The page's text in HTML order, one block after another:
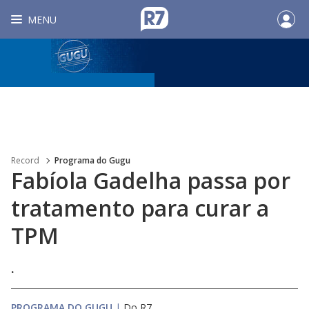
MENU
Record Programa do Gugu
Fabíola Gadelha passa por
tratamento para curar a
TPM
.